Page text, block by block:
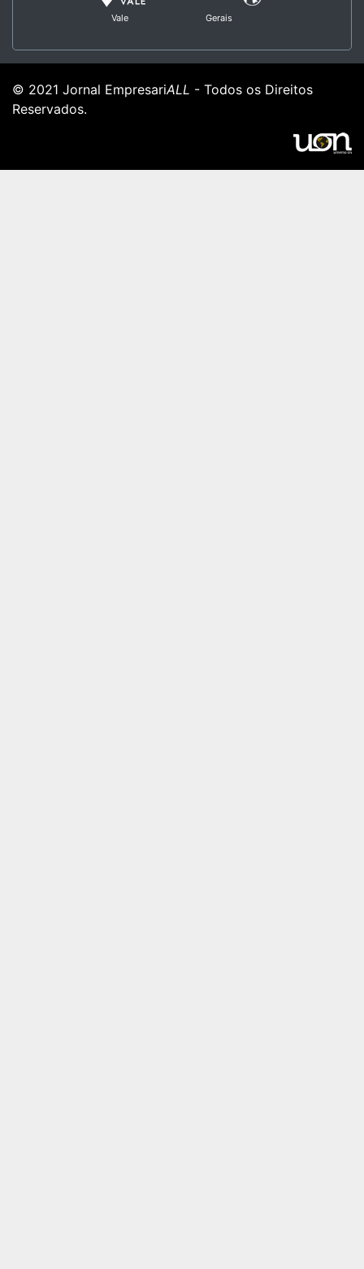
Vale Gerais
© 2021 Jornal EmpresariALL - Todos os Direitos
Reservados.